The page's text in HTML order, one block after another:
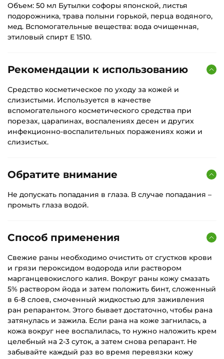
Объем: 50 мл Бутылки софоры японской, листья
подорожника, трава полыни горькой, перца водяного,
мед. Вспомогательные вещества: вода очищенная,
этиловый спирт Е 1510.
Рекомендации к использованию
Средство косметическое по уходу за кожей и
слизистыми. Используется в качестве
вспомогательного косметического средства при
порезах, царапинах, воспалениях десен и других
инфекционно-воспалительных поражениях кожи и
слизистых.
Обратите внимание
Не допускать попадания в глаза. В случае попадания –
промыть глаза водой.
Способ применения
Свежие раны необходимо очистить от сгустков крови
и грязи пероксидом водорода или раствором
марганцевокислого калия. Вокруг раны кожу смазать
5% раствором йода и затем положить бинт, сложенный
в 6-8 слоев, смоченный жидкостью для заживления
ран репарантом. Этого бывает достаточно, чтобы рана
затянулась и зажила. Если рана на коже загнилась, а
кожа вокруг нее воспалилась, то нужно наложить крем
целебный на 2-3 суток, а затем снова репарант. Не
забывайте каждый раз во время перевязки кожу